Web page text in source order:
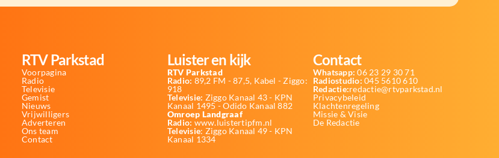
RTV Parkstad
Voorpagina
Radio
Televisie
Gemist
Nieuws
Vrijwilligers
Adverteren
Ons team
Contact
Luister en kijk
RTV Parkstad
Radio: 89,2 FM - 87,5, Kabel - Ziggo:
918
Televisie: Ziggo Kanaal 43 - KPN
Kanaal 1495 - Odido Kanaal 882
Omroep Landgraaf
Radio: www.luistertipfm.nl
Televisie: Ziggo Kanaal 49 - KPN
Kanaal 1334
Contact
Whatsapp: 06 23 29 30 71
Radiostudio: 045 5610 610
Redactie:redactie@rtvparkstad.nl
Privacybeleid
Klachtenregeling
Missie & Visie
De Redactie